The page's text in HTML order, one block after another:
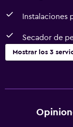
Instalaciones
Secador de
Mostrar los 3
Secador de pelo
Servicios y